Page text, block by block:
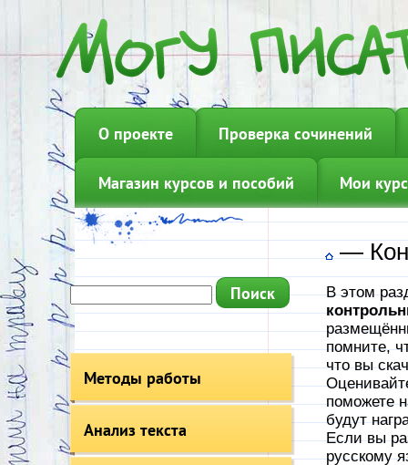
О проекте Проверка сочинений
Магазин курсов и пособий Мои
Методы работы
Анализ текста
—
В этом
помните,
что вы
поможете
будут
Если вы
русскому